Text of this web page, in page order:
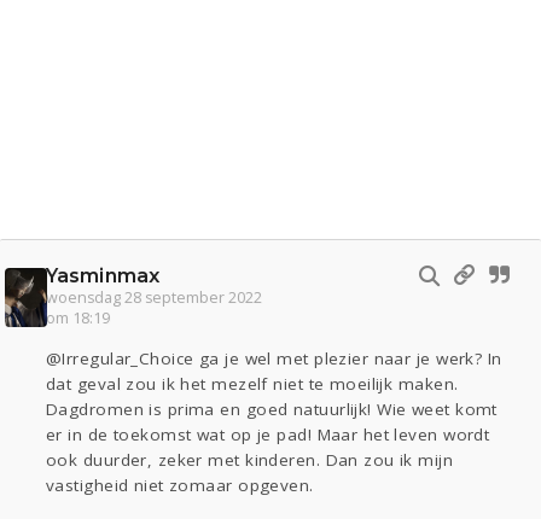
Yasminmax
woensdag 28 september 2022
om 18:19
@Irregular_Choice ga je wel met plezier naar je werk? In
dat geval zou ik het mezelf niet te moeilijk maken.
Dagdromen is prima en goed natuurlijk! Wie weet komt
er in de toekomst wat op je pad! Maar het leven wordt
ook duurder, zeker met kinderen. Dan zou ik mijn
vastigheid niet zomaar opgeven.